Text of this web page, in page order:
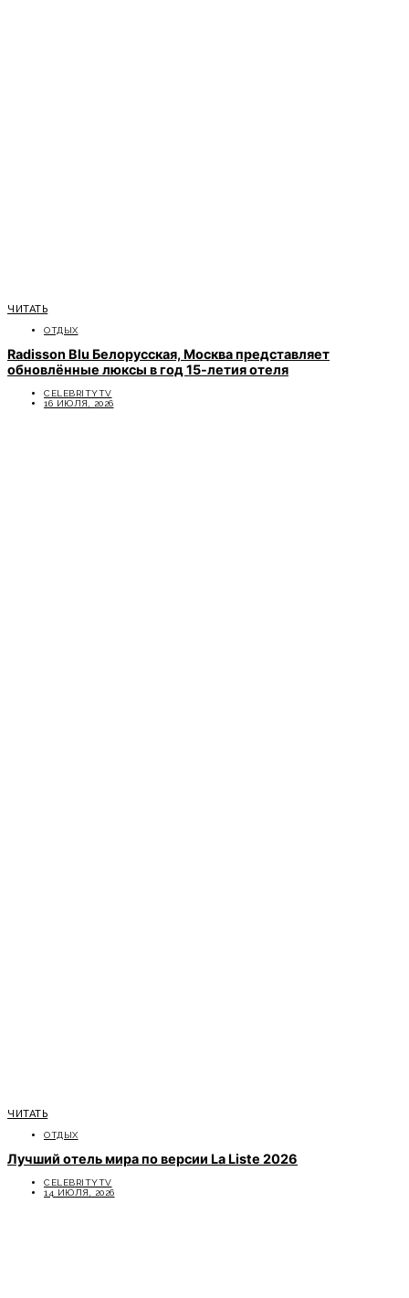
ЧИТАТЬ
ОТДЫХ
Radisson Blu Белорусская, Москва представляет
обновлённые люксы в год 15-летия отеля
CELEBRITYTV
16 ИЮЛЯ, 2026
ЧИТАТЬ
ОТДЫХ
Лучший отель мира по версии La Liste 2026
CELEBRITYTV
14 ИЮЛЯ, 2026